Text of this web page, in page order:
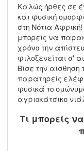
Καλώς ήρθες σε
και φυσική
στη Νότια
μπορείς να
χρόνο την
φιλοξενείται σ'
Βίσε την
παρατηρείς
φυσικά το
αγριοκάτσικο
Τι μπορείς